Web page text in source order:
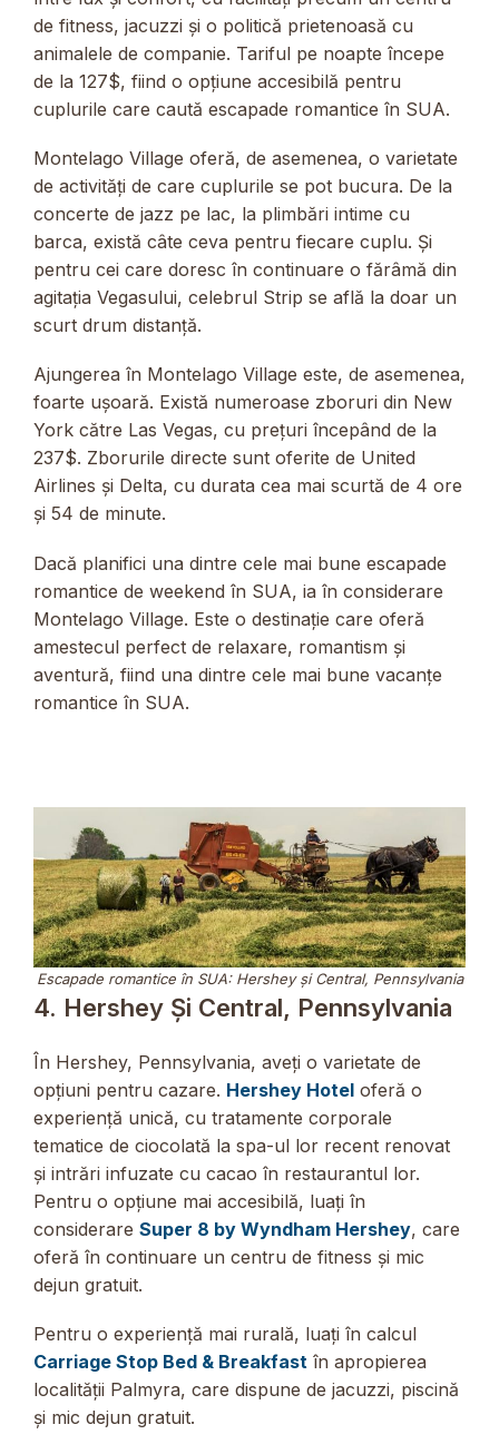
de fitness, jacuzzi și o politică prietenoasă cu
animalele de companie. Tariful pe noapte începe
de la 127$, fiind o opțiune accesibilă pentru
cuplurile care caută escapade romantice în SUA.
Montelago Village oferă, de asemenea, o varietate
de activități de care cuplurile se pot bucura. De la
concerte de jazz pe lac, la plimbări intime cu
barca, există câte ceva pentru fiecare cuplu. Și
pentru cei care doresc în continuare o fărâmă din
agitația Vegasului, celebrul Strip se află la doar un
scurt drum distanță.
Ajungerea în Montelago Village este, de asemenea,
foarte ușoară. Există numeroase zboruri din New
York către Las Vegas, cu prețuri începând de la
237$. Zborurile directe sunt oferite de United
Airlines și Delta, cu durata cea mai scurtă de 4 ore
și 54 de minute.
Dacă planifici una dintre cele mai bune escapade
romantice de weekend în SUA, ia în considerare
Montelago Village. Este o destinație care oferă
amestecul perfect de relaxare, romantism și
aventură, fiind una dintre cele mai bune vacanțe
romantice în SUA.
Escapade romantice în SUA: Hershey și Central, Pennsylvania
4. Hershey Și Central, Pennsylvania
În Hershey, Pennsylvania, aveți o varietate de
opțiuni pentru cazare. Hershey Hotel oferă o
experiență unică, cu tratamente corporale
tematice de ciocolată la spa-ul lor recent renovat
și intrări infuzate cu cacao în restaurantul lor.
Pentru o opțiune mai accesibilă, luați în
considerare Super 8 by Wyndham Hershey, care
oferă în continuare un centru de fitness și mic
dejun gratuit.
Pentru o experiență mai rurală, luați în calcul
Carriage Stop Bed & Breakfast în apropierea
localității Palmyra, care dispune de jacuzzi, piscină
și mic dejun gratuit.